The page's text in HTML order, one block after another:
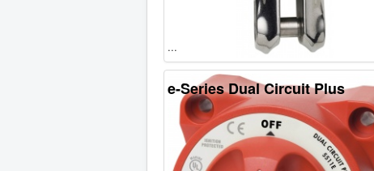
...
e-Series Dual Circuit Plus